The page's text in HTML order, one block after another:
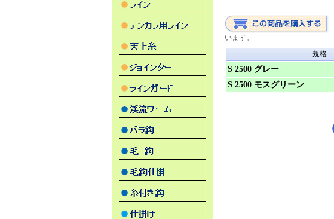
います。
規格
S 2500 グレー
S 2500 モスグリーン